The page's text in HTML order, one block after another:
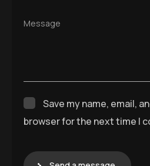
Message
Save my name, email,
browser for the next time I